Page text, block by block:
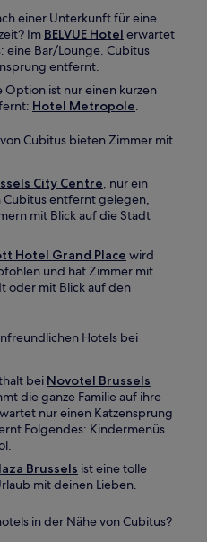
einer Unterkunft für eine
Im BELVUE Hotel erwartet
eine Bar/Lounge. Cubitus
entfernt.
Option ist nur einen kurzen
Hotel Metropole.
Cubitus bieten Zimmer mit
City Centre, nur ein
Cubitus entfernt gelegen,
mit Blick auf die Stadt
Hotel Grand Place wird
und hat Zimmer mit
oder mit Blick auf den
Hotels bei
bei Novotel Brussels
die ganze Familie auf ihre
nur einen Katzensprung
Folgendes: Kindermenüs
Brussels ist eine tolle
mit deinen Lieben.
in der Nähe von Cubitus?